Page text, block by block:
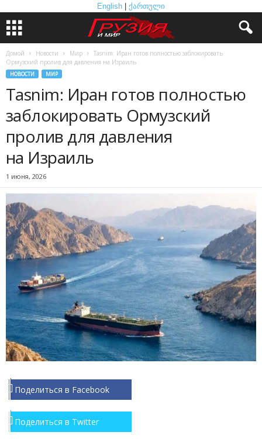
English ქართული
Домой Новости Мир
Tasnim: Иран готов полностью заблокировать
Ормузский пролив для давления на Израиль
НОВОСТИ МИР
Tasnim: Иран готов полностью
заблокировать Ормузский
пролив для давления
на Израиль
1 июня, 2026
Поделиться в Facebook
Поделиться в Twitter